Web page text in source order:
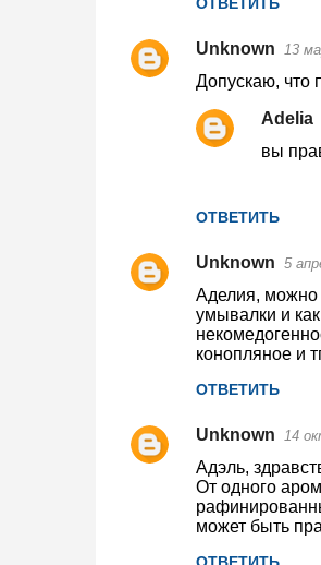
Unknown 13
Допускаю, что
ОТВЕТИТЬ
Adelia
вы
Unknown 5
Аделия, можно
умывалки и
конопляное и
ОТВЕТИТЬ
Unknown 14
Адэль,
От одного
может быть